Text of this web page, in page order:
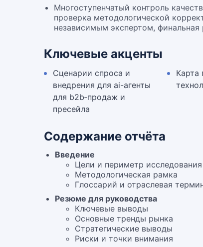
Многоступенчатый контроль
проверка методологической
независимым экспертом,
Ключевые акценты
Сценарии спроса и
внедрения для ai-агенты
для b2b‑продаж и
пресейла
Карта
Содержание отчёта
Введение
Цели и периметр исследования
Методологическая рамка
Глоссарий и отраслевая
Резюме для руководства
Ключевые выводы
Основные тренды рынка
Стратегические выводы
Риски и точки внимания